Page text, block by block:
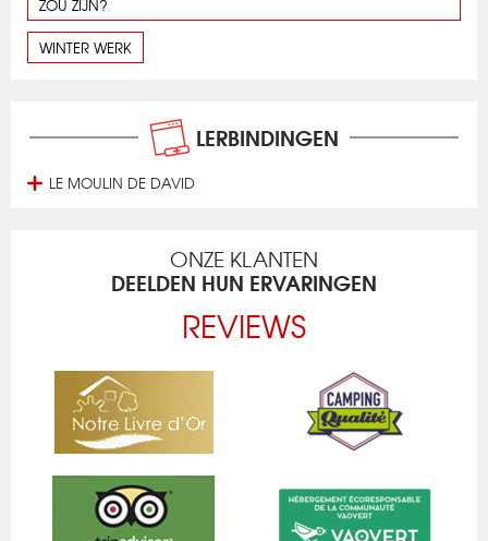
ZOU ZIJN?
WINTER WERK
LERBINDINGEN
LE MOULIN DE DAVID
ONZE KLANTEN
DEELDEN HUN ERVARINGEN
REVIEWS